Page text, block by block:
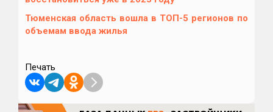
Тюменская область вошла в ТОП-5 регионов по
объемам ввода жилья
Печать